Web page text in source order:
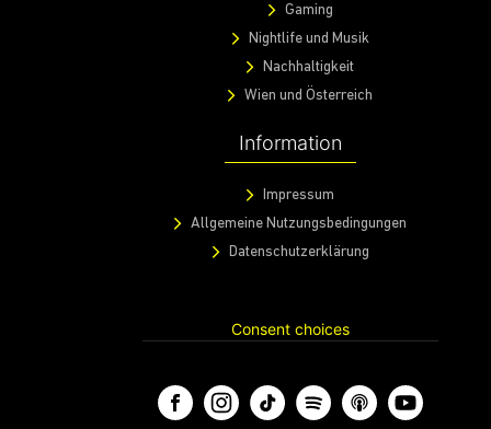
Gaming
Nightlife und Musik
Nachhaltigkeit
Wien und Österreich
Information
Impressum
Allgemeine Nutzungsbedingungen
Datenschutzerklärung
Consent choices